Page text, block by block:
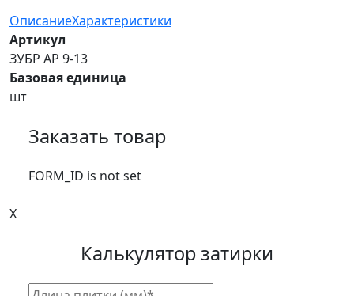
ОписаниеХарактеристики
Артикул
ЗУБР АР 9-13
Базовая единица
шт
Заказать товар
FORM_ID is not set
X
Калькулятор затирки